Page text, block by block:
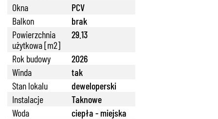
Okna
PCV
Balkon
brak
Powierzchnia
użytkowa [m2]
29.13
Rok budowy
2026
Winda
tak
Stan lokalu
deweloperski
Instalacje
Taknowe
Woda
ciepła - miejska